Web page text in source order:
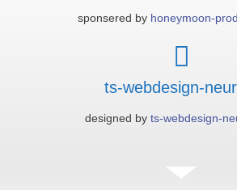
sponsered by honeymoon-
ts-webdesign-
designed by ts-webdesign-